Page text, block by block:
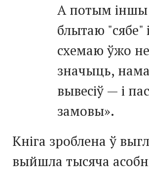
А потым іншы
блытаю "сябе"
схемаю ўжо
значыць,
вывесіў — і
замовы».
Кніга зроблена ў
выйшла тысяча